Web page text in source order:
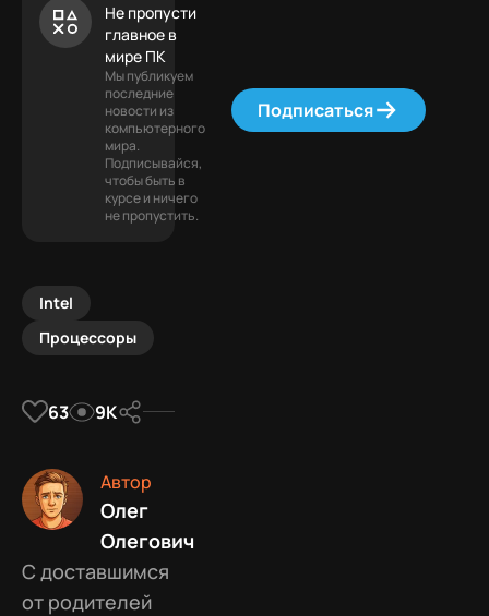
Не пропусти
главное в
мире ПК
Мы публикуем
последние
новости из
компьютерного
мира.
Подписывайся,
чтобы быть в
курсе и ничего
не пропустить.
Подписаться
Intel
Процессоры
63 9К
Автор
Олег
Олегович
С доставшимся
от родителей